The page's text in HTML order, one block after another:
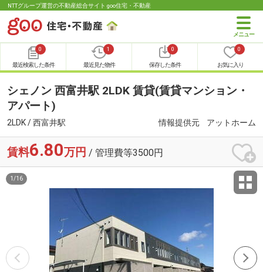
NTTグループ運営の不動産総合サイト goo住宅・不動産
0
最近検索した条件
1
最近見た物件
0
保存した条件
0
お気に入り
シェノン 西富井駅 2LDK 賃貸(賃貸マンション・
アパート)
2LDK / 西富井駅 情報提供元 アットホーム
賃料6.80万円 / 管理費等3500円
1 /16